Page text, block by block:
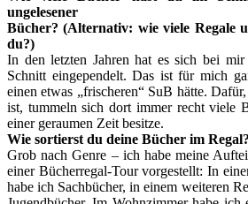
ungelesener
Bücher? (Alternativ: wie viele Regale
du?)
In den letzten Jahren hat es sich bei
Schnitt eingependelt. Das ist für mich
einen etwas „frischeren“ SuB hätte.
ist, tummeln sich dort immer recht viele
einer geraumen Zeit besitze.
Wie sortierst du deine Bücher im Regal?
Grob nach Genre – ich habe meine
einer Bücherregal-Tour vorgestellt: In
habe ich Sachbücher, in einem weiteren